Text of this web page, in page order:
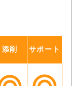
添削 サポート